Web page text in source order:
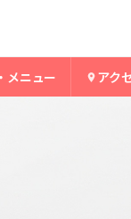
メニュー アク
骨院